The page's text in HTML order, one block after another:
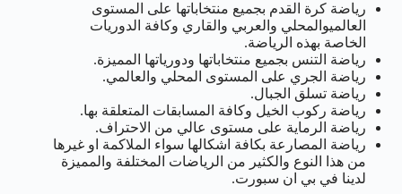
رياضة كرة القدم بجميع منتخاباتها على المستوى
العالميوالمحلي والعربي والقاري وكافة الدوريات
الخاصة بهذه الرياضة.
رياضة التنس بجميع منتخاباتها ودورياتها المميزة.
رياضة الجري على المستوى المحلي والعالمي.
رياضة تسلق الجبال.
رياضة ركوب الخيل وكافة المسابقات المتعلقة بها.
رياضة الرماية على مستوى عالي من الاحتراف.
رياضة المصارعة بكافة اشكالها سواء الملاكمة او غيرها
من هذا النوع والكثير من الرياضات المختلفة والمميزة
لدينا في بي ان سبورت.